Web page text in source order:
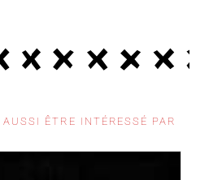
ÊTRE INTÉRESSÉ PAR